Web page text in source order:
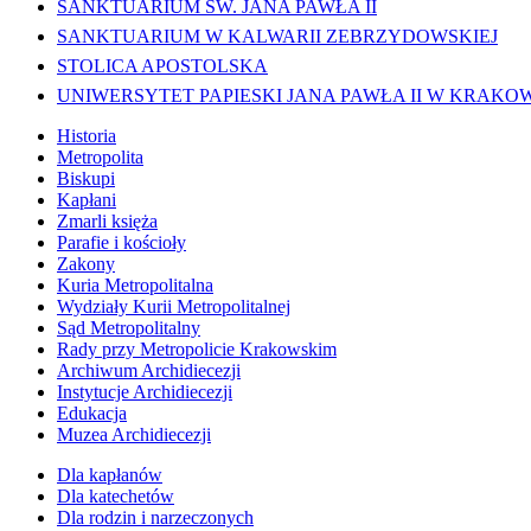
SANKTUARIUM ŚW. JANA PAWŁA II
SANKTUARIUM W KALWARII ZEBRZYDOWSKIEJ
STOLICA APOSTOLSKA
UNIWERSYTET PAPIESKI JANA PAWŁA II W
Historia
Metropolita
Biskupi
Kapłani
Zmarli księża
Parafie i kościoły
Zakony
Kuria Metropolitalna
Wydziały Kurii Metropolitalnej
Sąd Metropolitalny
Rady przy Metropolicie Krakowskim
Archiwum Archidiecezji
Instytucje Archidiecezji
Edukacja
Muzea Archidiecezji
Dla kapłanów
Dla katechetów
Dla rodzin i narzeczonych